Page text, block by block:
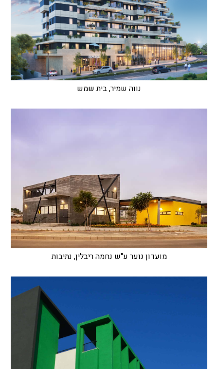
נווה שמיר, בית שמש
מועדון נוער ע"ש נחמה ריבלין, נתיבות